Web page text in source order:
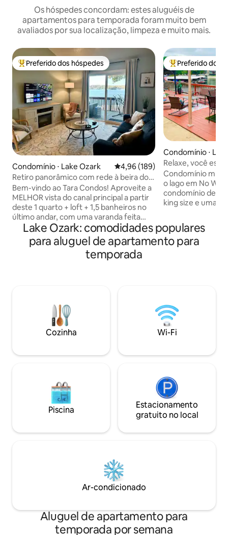
Os hóspedes concordam: estes aluguéis de
apartamentos para temporada foram muito bem
avaliados por sua localização, limpeza e muito mais.
Entre os melhores preferidos dos hóspedes
Preferido dos hóspedes
Condomínio ⋅ Lake Ozark 4,96 de uma avaliação média de
4,96 (189)
Retiro panorâmico com rede à beira do
lago + piscina de água salgada
Bem-vindo ao Tara Condos! Aproveite a
MELHOR vista do canal principal a partir
deste 1 quarto + loft + 1,5 banheiros no
último andar, com uma varanda feita
para pendurar redes, tomar café ao
nascer do sol, observar as estrelas e ver
o pôr do sol deslumbrante. Bem em
Horseshoe Bend — perto da avenida, do
acesso por rampa para barcos e jet skis
(maio a setembro). À beira do lago ✅
Redes ✅ Piscina de água salgada ✅
Cama king-size ✅ Anfitriões responsivos
escapadinha divertida no lago começa
Entre os
Preferido dos
Condomínio ⋅
Relaxe, você está
Condomínio mm1
o lago em No
condomínio de 2
king size e uma
size que podem
hóspedes.
abastecida com
pescando.
Dam Strip, perto
Desculpe, sem
Lake Ozark: comodidades populares
para aluguel de apartamento para
temporada
Cozinha Wi-Fi
Piscina
Estacionamento
gratuito no local
Ar-condicionado
Aluguel de apartamento para
temporada por semana